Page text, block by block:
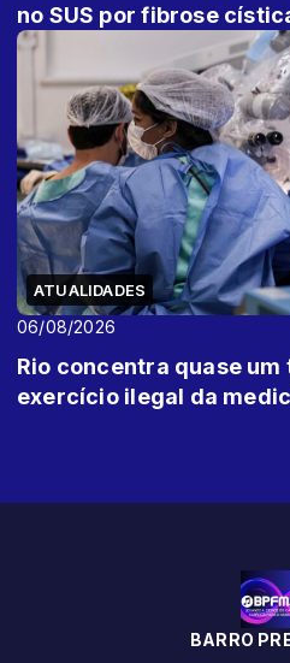
no SUS por fibrose
ATUALIDADES
06/08/2026
Rio concentra quase
exercício ilegal da
BARRO